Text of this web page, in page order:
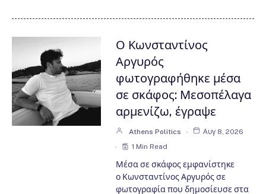
Ο Κωνσταντίνος
Αργυρός
φωτογραφήθηκε μέσα
σε σκάφος: Μεσοπέλαγα
αρμενίζω, έγραψε
Athens Politics
Αυγ 8, 2026
1 Min Read
Μέσα σε σκάφος εμφανίστηκε
ο Κωνσταντίνος Αργυρός σε
φωτογραφία που δημοσίευσε στα